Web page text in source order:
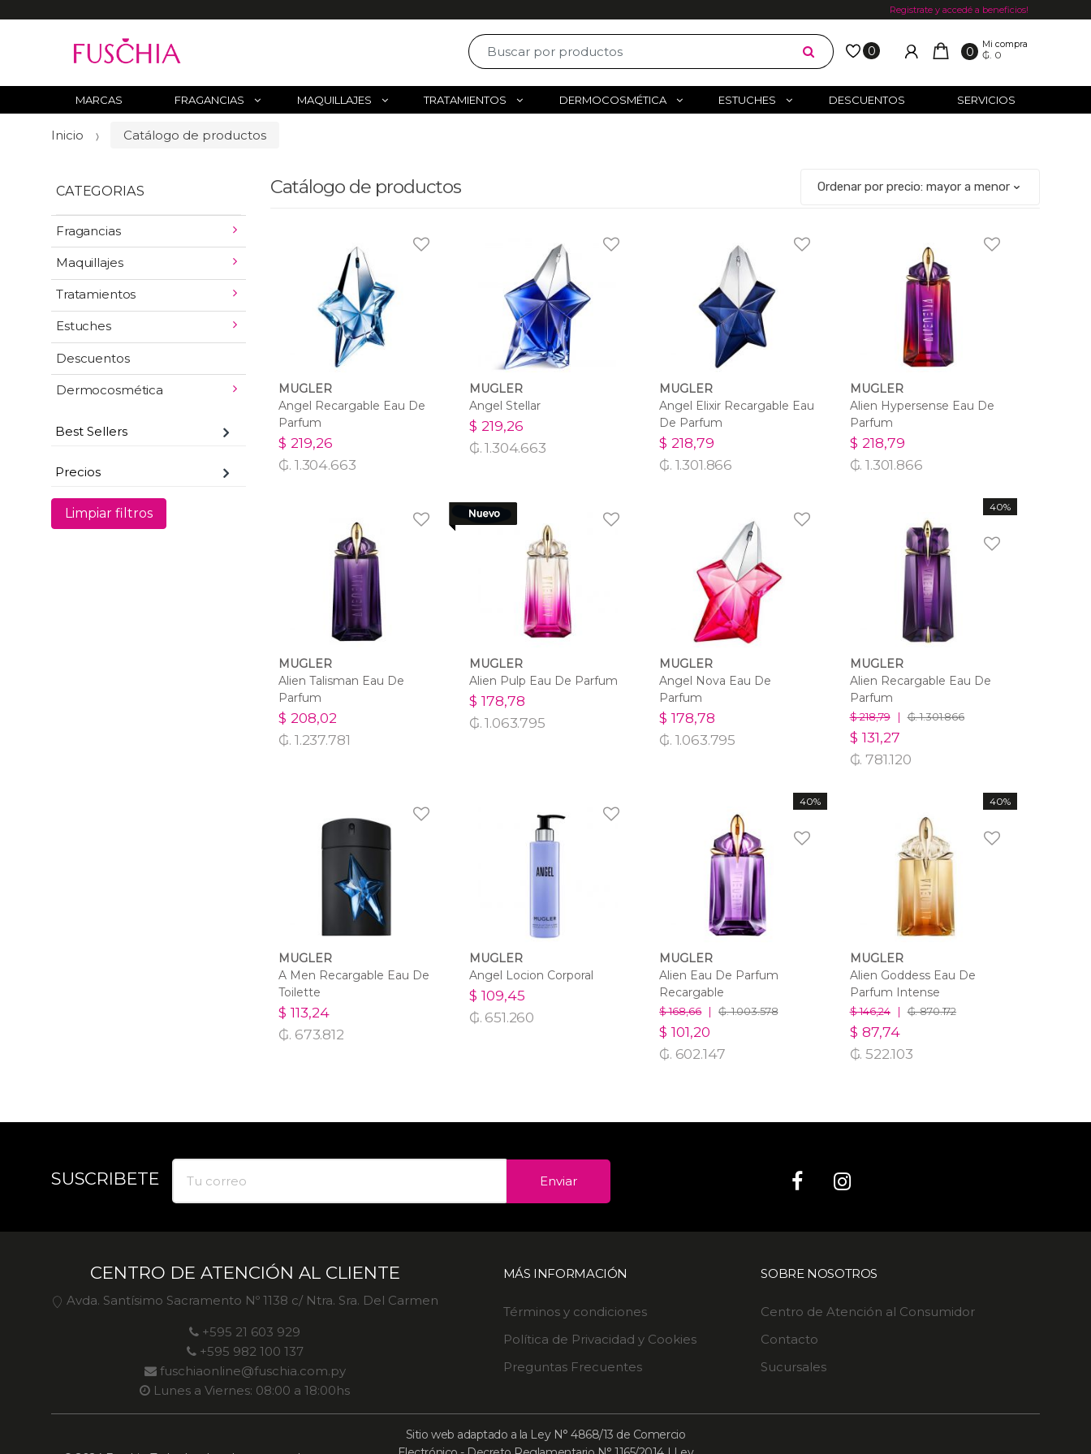
Registrate y accedé a beneficios!
c
r
:
0 0
Mi compra
₲. 0
MARCAS FRAGANCIAS MAQUILLAJES TRATAMIENTOS DERMOCOSMÉTICA ESTUCHES DESCUENTOS SERVICIOS
Inicio Catálogo de productos
Catálogo de productos
MUGLER
Angel Recargable Eau De
Parfum
$ 219,26
₲. 1.304.663
MUGLER
Angel Stellar
$ 219,26
₲. 1.304.663
MUGLER
Angel Elixir Recargable Eau
De Parfum
$ 218,79
₲. 1.301.866
MUGLER
Alien Hypersense Eau De
Parfum
$ 218,79
₲. 1.301.866
MUGLER
Alien Talisman Eau De
Parfum
$ 208,02
₲. 1.237.781
MUGLER
Alien Pulp Eau De Parfum
$ 178,78
₲. 1.063.795
MUGLER
Angel Nova Eau De
Parfum
$ 178,78
₲. 1.063.795
40%
MUGLER
Alien Recargable Eau De
Parfum
$ 218,79|₲. 1.301.866
$ 131,27
₲. 781.120
MUGLER
A Men Recargable Eau De
Toilette
$ 113,24
₲. 673.812
MUGLER
Angel Locion Corporal
$ 109,45
₲. 651.260
40%
MUGLER
Alien Eau De Parfum
Recargable
$ 168,66|₲. 1.003.578
$ 101,20
₲. 602.147
40%
MUGLER
Alien Goddess Eau De
Parfum Intense
$ 146,24|₲. 870.172
$ 87,74
₲. 522.103
CATEGORIAS
Fragancias
Maquillajes
Tratamientos
Estuches
Descuentos
Dermocosmética
Best Sellers
Precios
Limpiar filtros
SUSCRIBETE Enviar
CENTRO DE ATENCIÓN AL CLIENTE
Avda. Santísimo Sacramento Nº 1138 c/ Ntra. Sra. Del Carmen
+595 21 603 929
+595 982 100 137
fuschiaonline@fuschia.com.py
Lunes a Viernes: 08:00 a 18:00hs
MÁS INFORMACIÓN
Términos y condiciones
Política de Privacidad y Cookies
Preguntas Frecuentes
SOBRE NOSOTROS
Centro de Atención al Consumidor
Contacto
Sucursales
Sitio web adaptado a la Ley N° 4868/13 de Comercio